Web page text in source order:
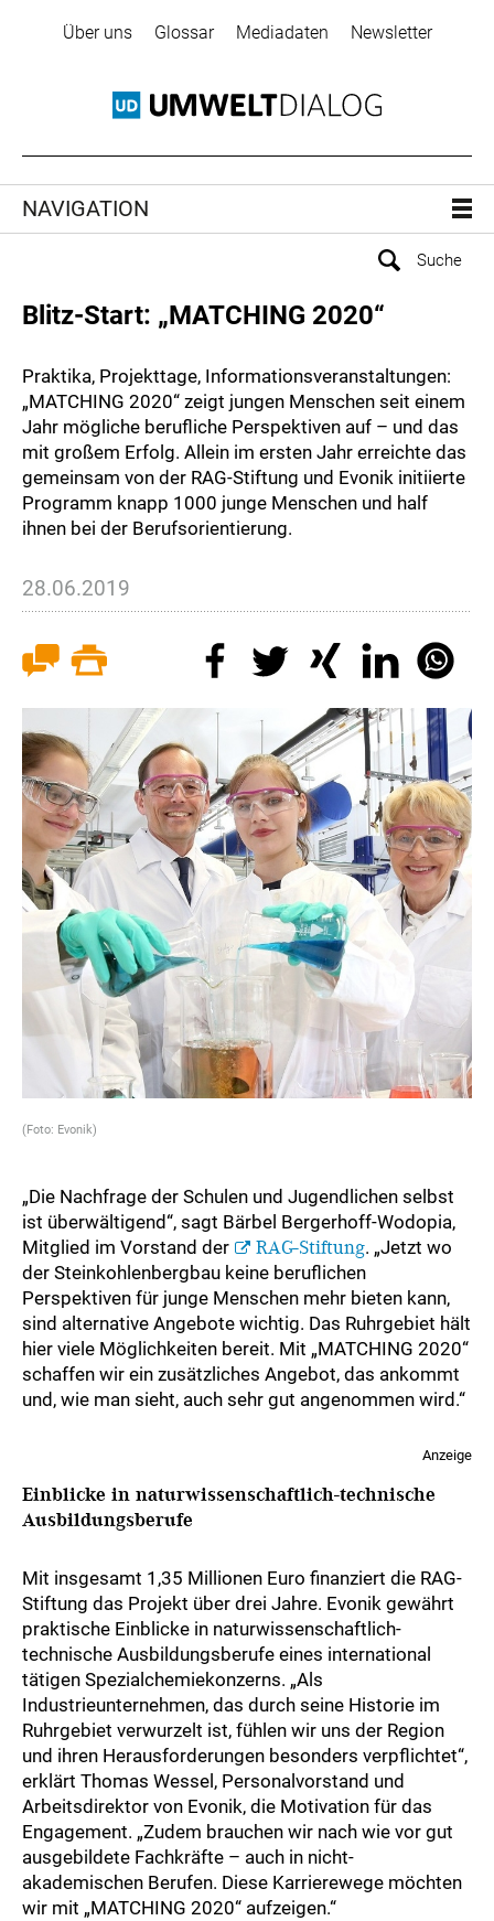
Über uns Glossar Mediadaten Newsletter
NAVIGATION
Blitz-Start: „MATCHING 2020“
Praktika, Projekttage, Informationsveranstaltungen:
„MATCHING 2020“ zeigt jungen Menschen seit einem
Jahr mögliche berufliche Perspektiven auf – und das
mit großem Erfolg. Allein im ersten Jahr erreichte das
gemeinsam von der RAG-Stiftung und Evonik initiierte
Programm knapp 1000 junge Menschen und half
ihnen bei der Berufsorientierung.
28.06.2019
(Foto: Evonik)
„Die Nachfrage der Schulen und Jugendlichen selbst
ist überwältigend“, sagt Bärbel Bergerhoff-Wodopia,
Mitglied im Vorstand der
RAG-Stiftung. „Jetzt wo
der Steinkohlenbergbau keine beruflichen
Perspektiven für junge Menschen mehr bieten kann,
sind alternative Angebote wichtig. Das Ruhrgebiet hält
hier viele Möglichkeiten bereit. Mit „MATCHING 2020“
schaffen wir ein zusätzliches Angebot, das ankommt
und, wie man sieht, auch sehr gut angenommen wird.“
Anzeige
Einblicke in naturwissenschaftlich-technische
Ausbildungsberufe
Mit insgesamt 1,35 Millionen Euro finanziert die RAG-
Stiftung das Projekt über drei Jahre. Evonik gewährt
praktische Einblicke in naturwissenschaftlich-
technische Ausbildungsberufe eines international
tätigen Spezialchemiekonzerns. „Als
Industrieunternehmen, das durch seine Historie im
Ruhrgebiet verwurzelt ist, fühlen wir uns der Region
und ihren Herausforderungen besonders verpflichtet“,
erklärt Thomas Wessel, Personalvorstand und
Arbeitsdirektor von Evonik, die Motivation für das
Engagement. „Zudem brauchen wir nach wie vor gut
ausgebildete Fachkräfte – auch in nicht-
akademischen Berufen. Diese Karrierewege möchten
wir mit „MATCHING 2020“ aufzeigen.“